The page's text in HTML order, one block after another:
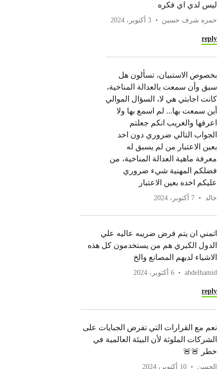
ليس لدي اي فكره
حمزه شرف حسين 3 أكتوبر، 2024
reply
بخصوص الاستبيان، تسألون هل
سبق وأن سمعت بالعدالة المناخية،
كانت اجابتي هي لا، السؤال الموالي
أين سمعت بها... لم اسمع بها ولا
اعرفها والغريب انكم جعلتم
الجواب التالي ضروري دون اخد
بعين الاعتبار من لم يسبق له
معرفة ماهية العدالة المناخية، من
فضلكم المهنية شيء ضروري
عليكم اخده بعين الاعتبار
خالد 7 أكتوبر، 2024
اتمني ان يتم فرض ضريبه عاليه علي
الدول الكبري هم من يستخدمون كل هذه
الاشياء لديهم المصانع والخ
abdelhamid 6 أكتوبر، 2024
reply
نعم مع القرارات التي تفرض الجبايات على
الشركات الملوثة لأن البيئة العالمية في
خطر 🚨🚨
الحسن 10 أكتوبر، 2024